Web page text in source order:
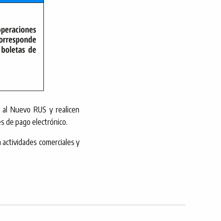
Nuevo RUS y realicen
de pago electrónico.
comerciales y